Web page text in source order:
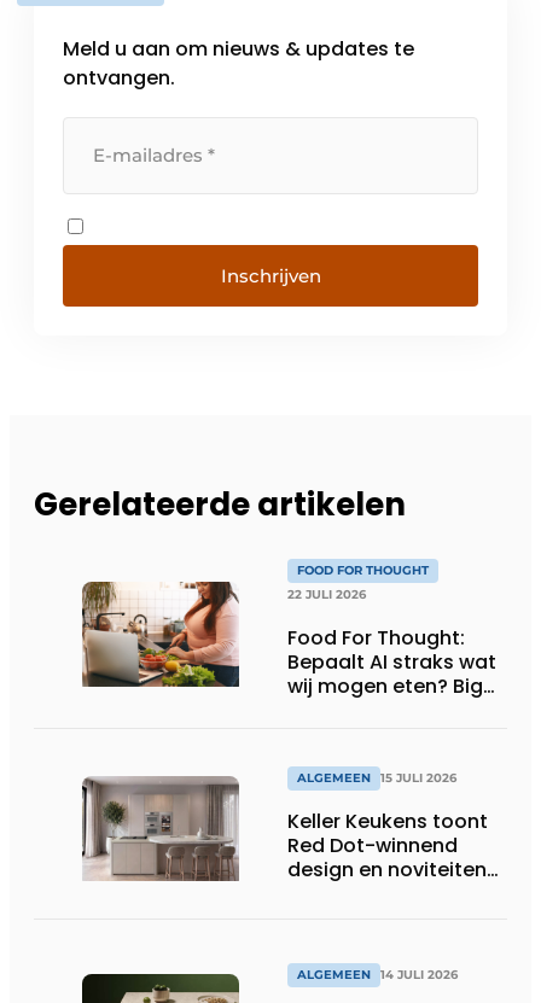
Meld u aan om nieuws & updates te
ontvangen.
Inschrijven
Gerelateerde artikelen
FOOD FOR THOUGHT
22 JULI 2026
Food For Thought:
Bepaalt AI straks wat
wij mogen eten? Big
ALGEMEEN 15 JULI 2026
Keller Keukens toont
Red Dot-winnend
design en noviteiten
ALGEMEEN 14 JULI 2026